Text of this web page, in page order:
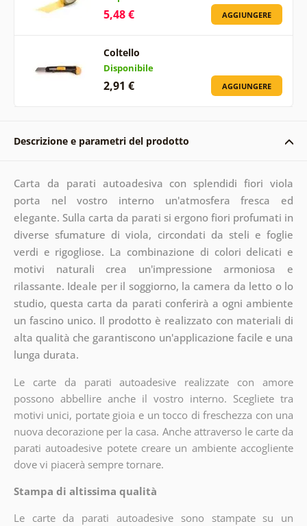
5,48 € AGGIUNGERE
Coltello
Disponibile
2,91 € AGGIUNGERE
Descrizione e parametri del prodotto
Carta da parati autoadesiva con splendidi fiori viola
porta nel vostro interno un'atmosfera fresca ed
elegante. Sulla carta da parati si ergono fiori profumati in
diverse sfumature di viola, circondati da steli e foglie
verdi e rigogliose. La combinazione di colori delicati e
motivi naturali crea un'impressione armoniosa e
rilassante. Ideale per il soggiorno, la camera da letto o lo
studio, questa carta da parati conferirà a ogni ambiente
un fascino unico. Il prodotto è realizzato con materiali di
alta qualità che garantiscono un'applicazione facile e una
lunga durata.
Le carte da parati autoadesive realizzate con amore
possono abbellire anche il vostro interno. Scegliete tra
motivi unici, portate gioia e un tocco di freschezza con una
nuova decorazione per la casa. Anche attraverso le carte da
parati autoadesive potete creare un ambiente accogliente
dove vi piacerà sempre tornare.
Stampa di altissima qualità
Le carte da parati autoadesive sono stampate su un